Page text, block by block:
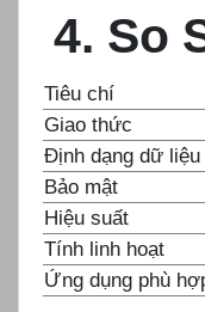
4. So
Tiêu chí
Giao thức
Định dạng dữ liệu
Bảo mật
Hiệu suất
Tính linh hoạt
Ứng dụng phù